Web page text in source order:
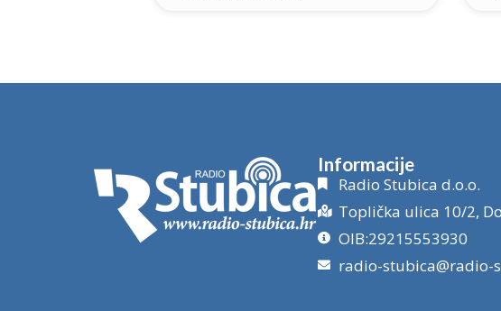
Informacije
Radio Stubica d.o.o.
Toplička ulica 10/2,
OIB:29215553930
radio-stubica@radio-